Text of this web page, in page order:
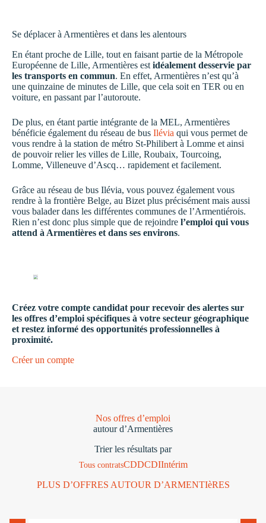
Se déplacer à Armentières et dans les alentours
En étant proche de Lille, tout en faisant partie de la Métropole
Européenne de Lille, Armentières est idéalement desservie par
les transports en commun. En effet, Armentières n’est qu’à
une quinzaine de minutes de Lille, que cela soit en TER ou en
voiture, en passant par l’autoroute.
De plus, en étant partie intégrante de la MEL, Armentières
bénéficie également du réseau de bus Ilévia qui vous permet de
vous rendre à la station de métro St-Philibert à Lomme et ainsi
de pouvoir relier les villes de Lille, Roubaix, Tourcoing,
Lomme, Villeneuve d’Ascq… rapidement et facilement.
Grâce au réseau de bus Ilévia, vous pouvez également vous
rendre à la frontière Belge, au Bizet plus précisément mais aussi
vous balader dans les différentes communes de l’Armentiérois.
Rien n’est donc plus simple que de rejoindre l’emploi qui vous
attend à Armentières et dans ses environs.
Créez votre compte candidat pour recevoir des alertes sur
les offres d’emploi spécifiques à votre secteur géographique
et restez informé des opportunités professionnelles à
proximité.
Créer un compte
Nos offres d’emploi
autour d’Armentières
Trier les résultats par
Tous contratsCDDCDIIntérim
PLUS D’OFFRES AUTOUR D’ARMENTIèRES